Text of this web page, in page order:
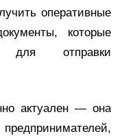
оперативные
которые
для отправки
актуален — она